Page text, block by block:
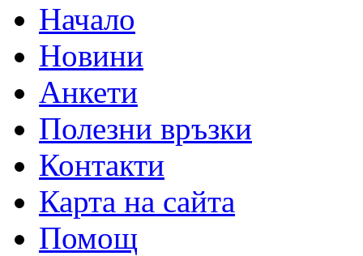
Начало
Новини
Анкети
Полезни връзки
Контакти
Карта на сайта
Помощ